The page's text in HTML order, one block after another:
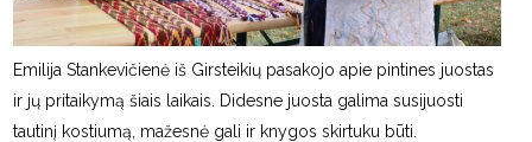
Emilija Stankevičienė iš Girsteikių pasakojo apie pintines juostas
ir jų pritaikymą šiais laikais. Didesne juosta galima susijuosti
tautinį kostiumą, mažesnė gali ir knygos skirtuku būti.